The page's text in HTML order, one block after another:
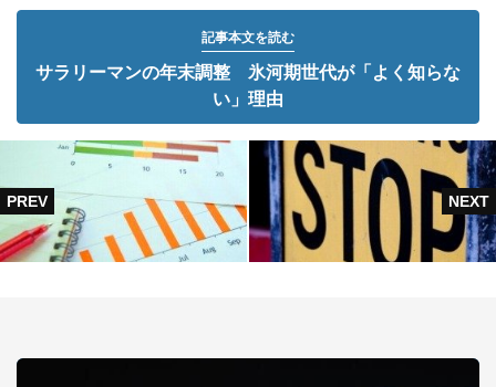
記事本文を読む
サラリーマンの年末調整 氷河期世代が「よく知らな
い」理由